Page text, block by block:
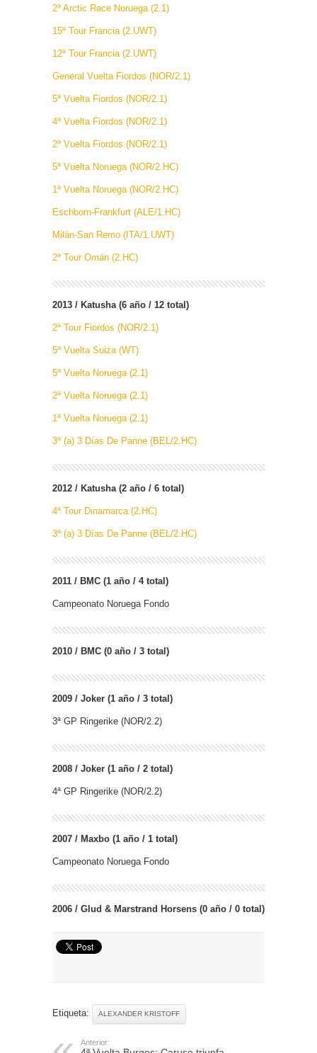
2ª Arctic Race Noruega (2.1)
15ª Tour Francia (2.UWT)
12ª Tour Francia (2.UWT)
General Vuelta Fiordos (NOR/2.1)
5ª Vuelta Fiordos (NOR/2.1)
4ª Vuelta Fiordos (NOR/2.1)
2ª Vuelta Fiordos (NOR/2.1)
5ª Vuelta Noruega (NOR/2.HC)
1ª Vuelta Noruega (NOR/2.HC)
Eschborn-Frankfurt (ALE/1.HC)
Milán-San Remo (ITA/1.UWT)
2ª Tour Omán (2.HC)
2013 / Katusha (6 año / 12 total)
2ª Tour Fiordos (NOR/2.1)
5ª Vuelta Suiza (WT)
5ª Vuelta Noruega (2.1)
2ª Vuelta Noruega (2.1)
1ª Vuelta Noruega (2.1)
3ª (a) 3 Días De Panne (BEL/2.HC)
2012 / Katusha (2 año / 6 total)
4ª Tour Dinamarca (2.HC)
3ª (a) 3 Días De Panne (BEL/2.HC)
2011 / BMC (1 año / 4 total)
Campeonato Noruega Fondo
2010 / BMC (0 año / 3 total)
2009 / Joker (1 año / 3 total)
3ª GP Ringerike (NOR/2.2)
2008 / Joker (1 año / 2 total)
4ª GP Ringerike (NOR/2.2)
2007 / Maxbo (1 año / 1 total)
Campeonato Noruega Fondo
2006 / Glud & Marstrand Horsens (0 año / 0 total)
Etiqueta: ALEXANDER KRISTOFF
Anterior: